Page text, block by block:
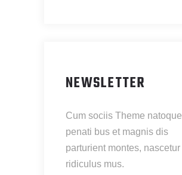
NEWSLETTER
Cum sociis Theme natoque
penati bus et magnis dis
parturient montes, nascetur
ridiculus mus.